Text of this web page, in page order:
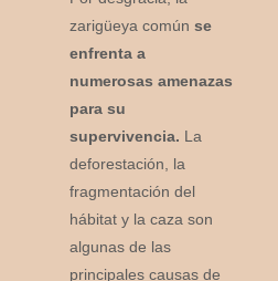
zarigüeya comúnse
enfrenta a
numerosas amenazas
para su
supervivencia. La
deforestación, la
fragmentación del
hábitat y la caza son
algunas de las
principales causas de